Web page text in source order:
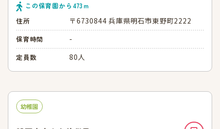
この保育園から 473ｍ
住所
〒6730844 兵庫県明石市東野町2222
保育時間 -
定員数 80人
幼稚園